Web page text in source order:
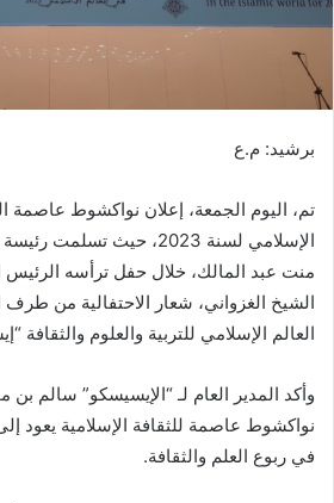
ك
ي
ا
برشيد: م.ع
تم، اليوم الجمعة، إعلان نواكشوط عاصمة
الإسلامي لسنة 2023، حيث
منت عبد المالك، خلال حفل ترأسه الرئيس
الشيخ الغزواني، شعار الاحتفالية من طرف
العالم الإسلامي للتربية والعلوم والثقافة
وأكد المدير العام لـ “الإيسيسكو” سالم بن
نواكشوط عاصمة للثقافة الإسلامية يعود
في ربوع العلم والثقافة.